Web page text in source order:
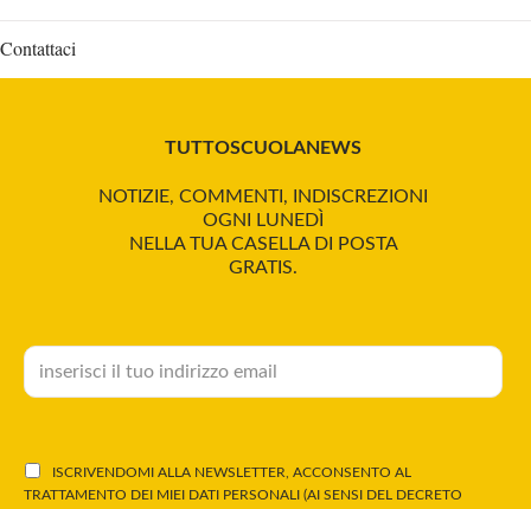
Contattaci
TUTTOSCUOLANEWS
NOTIZIE, COMMENTI, INDISCREZIONI
OGNI LUNEDÌ
NELLA TUA CASELLA DI POSTA
GRATIS.
ISCRIVENDOMI ALLA NEWSLETTER, ACCONSENTO AL
TRATTAMENTO DEI MIEI DATI PERSONALI (AI SENSI DEL DECRETO